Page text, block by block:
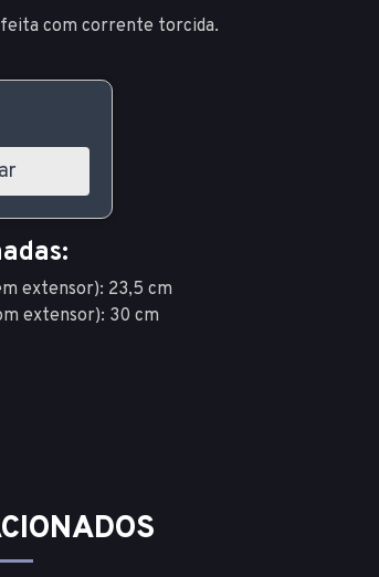
com corrente torcida.
extensor): 23,5 cm
extensor): 30 cm